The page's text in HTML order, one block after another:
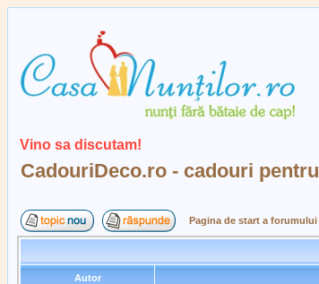
Vino sa discutam!
CadouriDeco.ro - cadouri
Pagina de start a
Autor